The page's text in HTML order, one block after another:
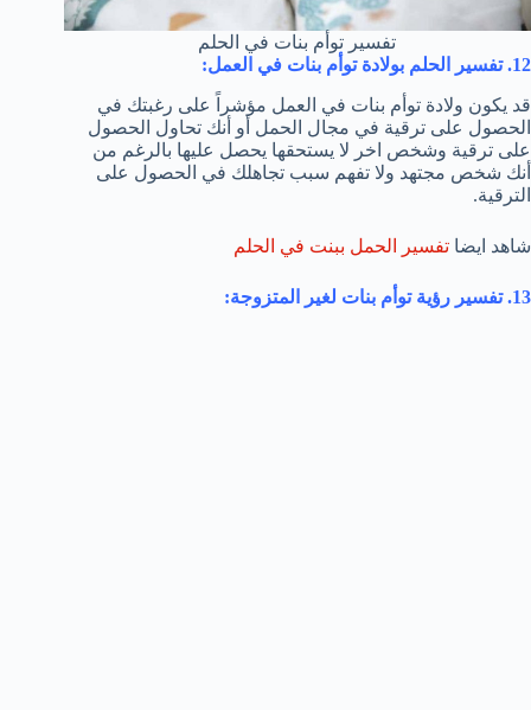
تفسير توأم بنات في الحلم
12. تفسير الحلم بولادة توأم بنات في العمل:
قد يكون ولادة توأم بنات في العمل مؤشراً على رغبتك في
الحصول على ترقية في مجال الحمل أو أنك تحاول الحصول
على ترقية وشخص اخر لا يستحقها يحصل عليها بالرغم من
أنك شخص مجتهد ولا تفهم سبب تجاهلك في الحصول على
الترقية.
شاهد ايضا تفسير الحمل ببنت في الحلم
13. تفسير رؤية توأم بنات لغير المتزوجة: